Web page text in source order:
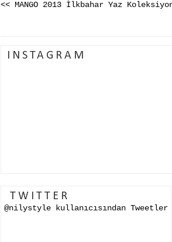
<< MANGO 2013 İlkbahar Yaz
INSTAGRAM
TWITTER
@nilystyle kullanıcısından Tweetler